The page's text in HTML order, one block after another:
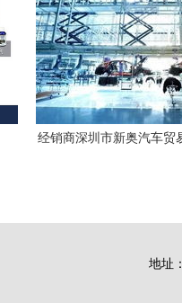
经销商深圳市新奥汽车贸
地址